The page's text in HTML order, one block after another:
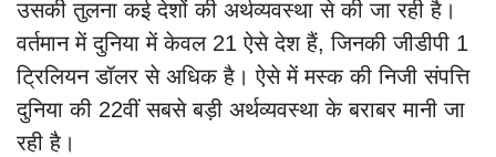
उसकी तुलना कई देशों की अर्थव्यवस्था से की जा रही है।
वर्तमान में दुनिया में केवल 21 ऐसे देश हैं, जिनकी जीडीपी 1
ट्रिलियन डॉलर से अधिक है। ऐसे में मस्क की निजी संपत्ति
दुनिया की 22वीं सबसे बड़ी अर्थव्यवस्था के बराबर मानी जा
रही है।